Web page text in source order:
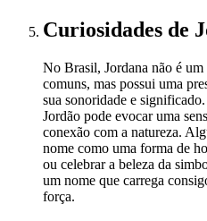
Curiosidades de
No Brasil, Jordana não é
comuns, mas possui uma
sua sonoridade e
Jordão pode evocar uma
conexão com a natureza.
nome como uma forma de
ou celebrar a beleza da
um nome que carrega
força.